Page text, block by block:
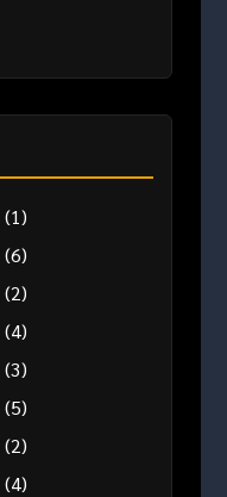
(1)
(6)
(2)
(4)
(3)
(5)
(2)
(4)